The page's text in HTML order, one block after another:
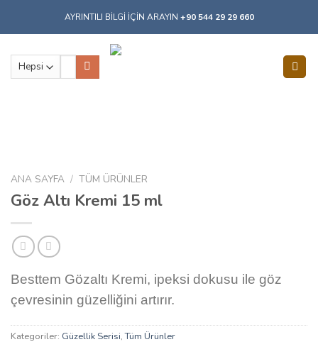
AYRINTILI BİLGİ İÇİN ARAYIN +90 544 29 29 660
ANA SAYFA / TÜM ÜRÜNLER
Göz Altı Kremi 15 ml
Besttem Gözaltı Kremi, ipeksi dokusu ile göz
çevresinin güzelliğini artırır.
Kategoriler: Güzellik Serisi,Tüm Ürünler